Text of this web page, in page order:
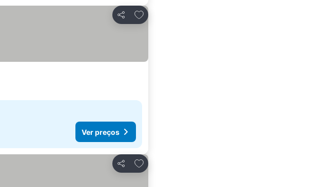
Partilhar
Adicionar aos favoritos
Ver preços
Partilhar
Adicionar aos favoritos